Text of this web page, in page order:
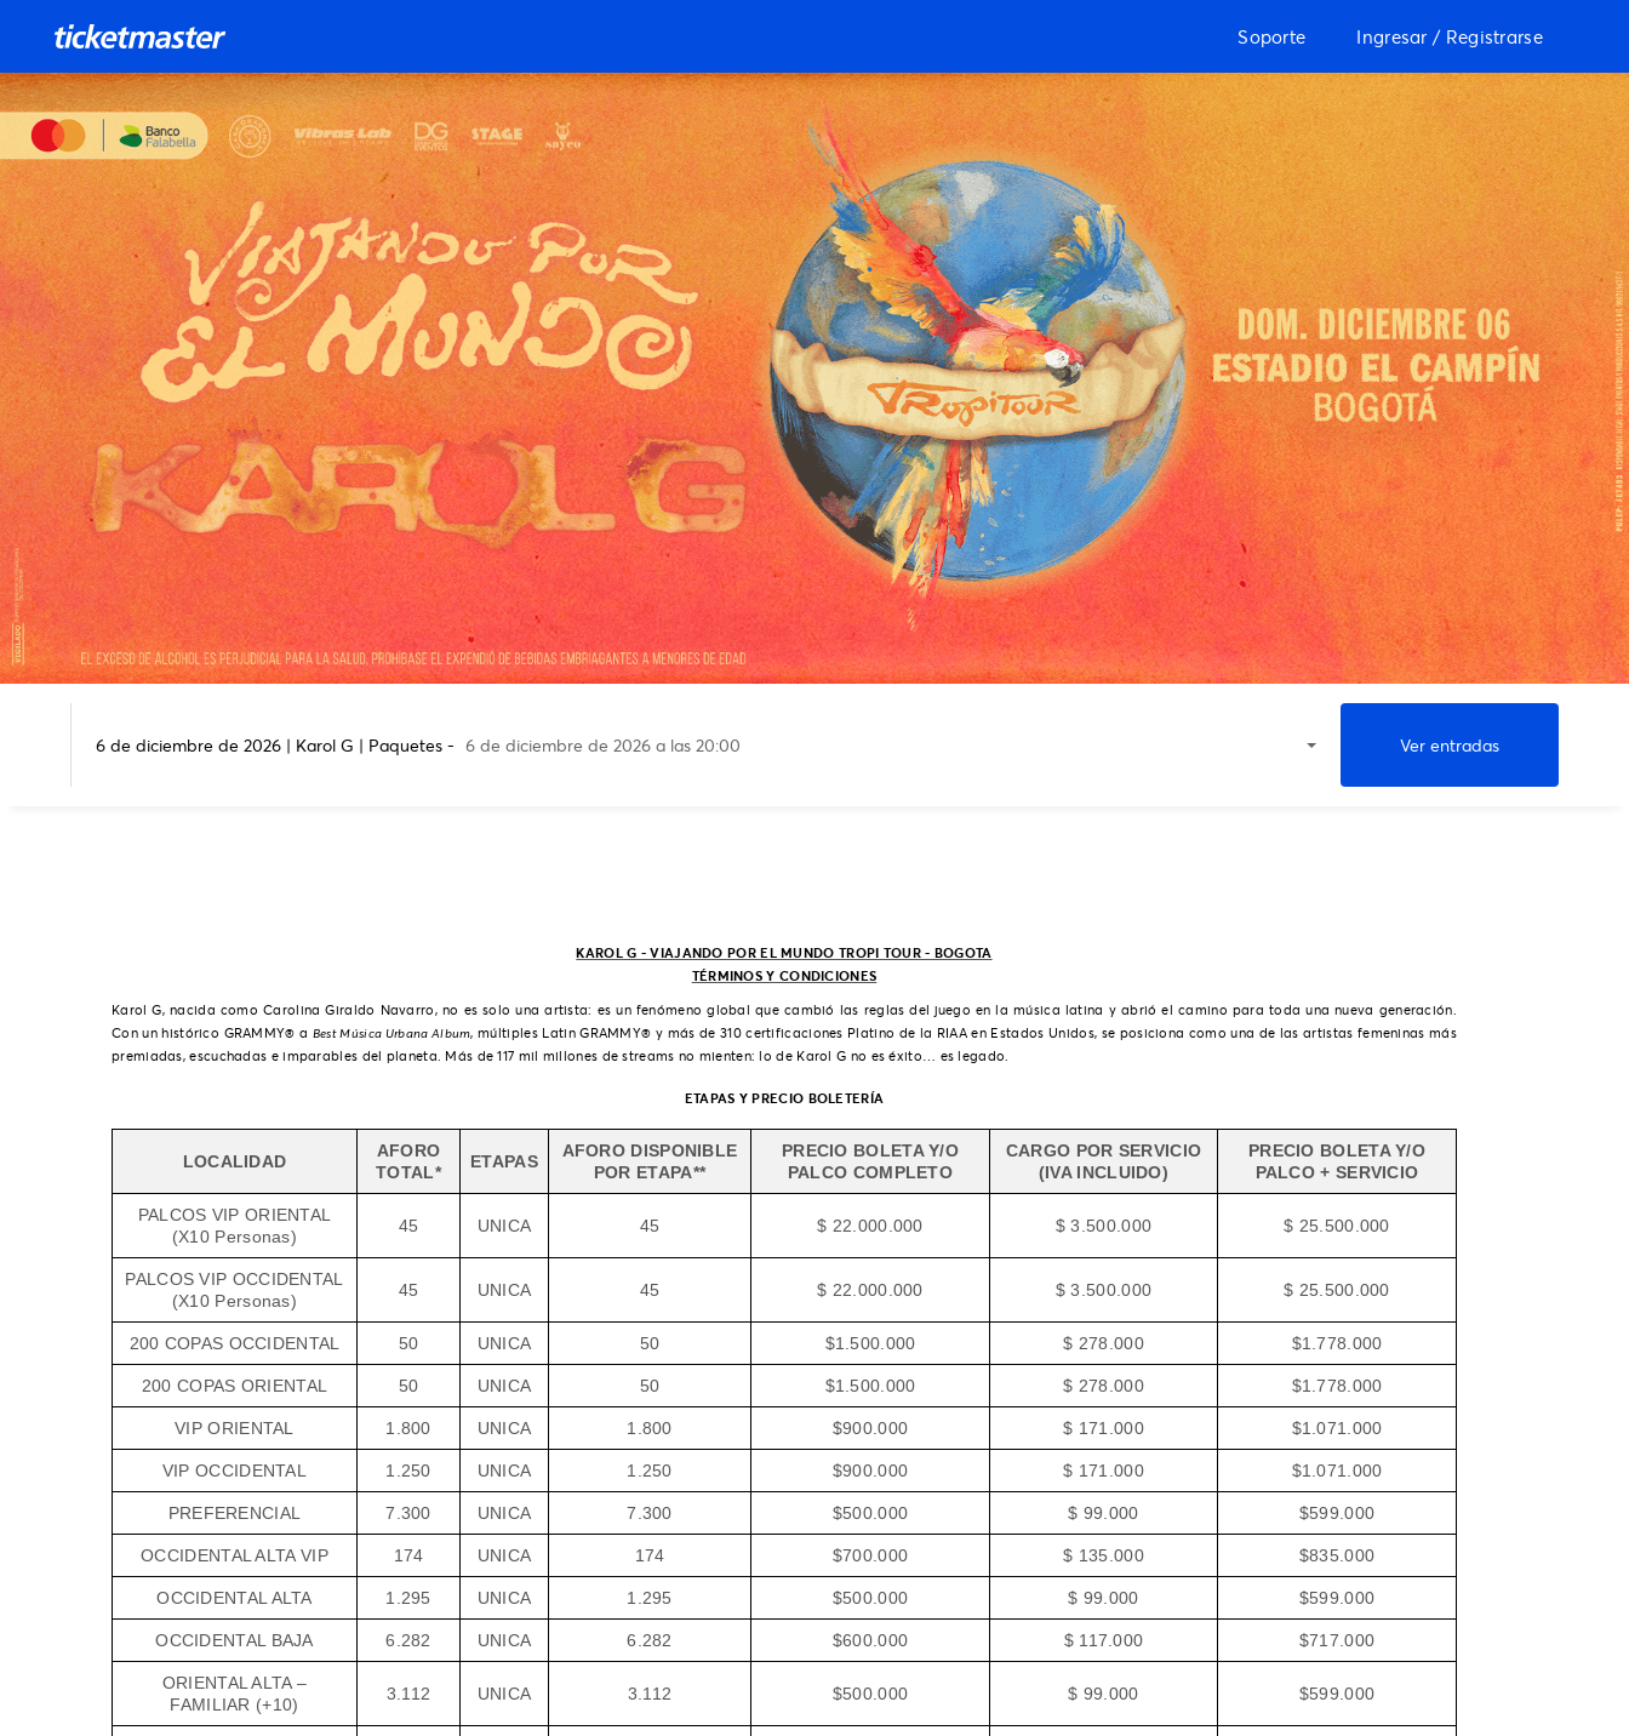
Soporte Ingresar / Registrarse
6 de diciembre de 2026 | Karol G | Paquetes - 6 de diciembre de 2026 a las 20:00 Ver entradas
KAROL G - VIAJANDO POR EL MUNDO TROPI TOUR - BOGOTA
TÉRMINOS Y CONDICIONES
Karol G, nacida como Carolina Giraldo Navarro, no es solo una artista: es un fenómeno global que cambió las reglas del juego en la música latina y abrió el camino para toda una nueva generación.
Con un histórico GRAMMY® a Best Música Urbana Album, múltiples Latin GRAMMY® y más de 310 certificaciones Platino de la RIAA en Estados Unidos, se posiciona como una de las artistas femeninas más
premiadas, escuchadas e imparables del planeta. Más de 117 mil millones de streams no mienten: lo de Karol G no es éxito… es legado.
ETAPAS Y PRECIO BOLETERÍA
LOCALIDAD
AFORO
TOTAL*
ETAPAS
AFORO DISPONIBLE
POR ETAPA**
PRECIO BOLETA Y/O
PALCO COMPLETO
CARGO POR SERVICIO
(IVA INCLUIDO)
PRECIO BOLETA Y/O
PALCO + SERVICIO
PALCOS VIP ORIENTAL
(X10 Personas)
45 UNICA 45 $ 22.000.000 $ 3.500.000 $ 25.500.000
PALCOS VIP OCCIDENTAL
(X10 Personas)
45 UNICA 45 $ 22.000.000 $ 3.500.000 $ 25.500.000
200 COPAS OCCIDENTAL 50 UNICA 50 $1.500.000 $ 278.000 $1.778.000
200 COPAS ORIENTAL 50 UNICA 50 $1.500.000 $ 278.000 $1.778.000
VIP ORIENTAL 1.800 UNICA 1.800 $900.000 $ 171.000 $1.071.000
VIP OCCIDENTAL 1.250 UNICA 1.250 $900.000 $ 171.000 $1.071.000
PREFERENCIAL 7.300 UNICA 7.300 $500.000 $ 99.000 $599.000
OCCIDENTAL ALTA VIP 174 UNICA 174 $700.000 $ 135.000 $835.000
OCCIDENTAL ALTA 1.295 UNICA 1.295 $500.000 $ 99.000 $599.000
OCCIDENTAL BAJA 6.282 UNICA 6.282 $600.000 $ 117.000 $717.000
ORIENTAL ALTA –
FAMILIAR (+10)
3.112 UNICA 3.112 $500.000 $ 99.000 $599.000